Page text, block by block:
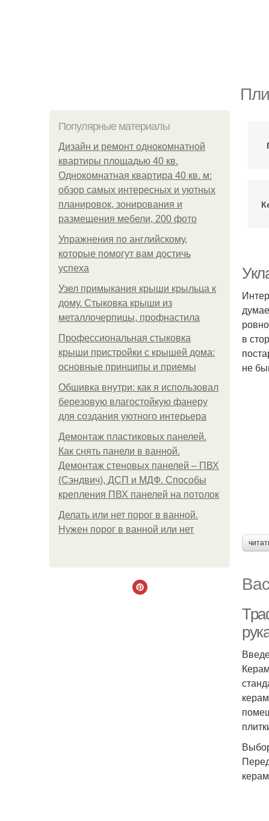
Популярные материалы
Дизайн и ремонт однокомнатной
квартиры площадью 40 кв.
Однокомнатная квартира 40 кв. м:
обзор самых интересных и уютных
планировок, зонирования и
размещения мебели, 200 фото
Упражнения по английскому,
которые помогут вам достичь
успеха
Узел примыкания крыши крыльца к
дому. Стыковка крыши из
металлочерпицы, профнастила
Профессиональная стыковка
крыши пристройки с крышей дома:
основные принципы и приемы
Обшивка внутри: как я использовал
березовую влагостойкую фанеру
для создания уютного интерьера
Демонтаж пластиковых панелей.
Как снять панели в ванной.
Демонтаж стеновых панелей – ПВХ
(Сэндвич), ДСП и МДФ. Способы
крепления ПВХ панелей на потолок
Делать или нет порог в ванной.
Нужен порог в ванной или нет
в
не